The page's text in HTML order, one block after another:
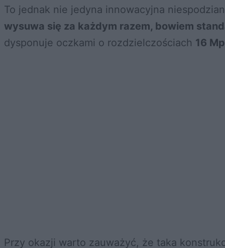
To jednak nie jedyna innowacyjna
wysuwa się za każdym razem, bowiem
dysponuje oczkami o rozdzielczościach 16
Przy okazji warto zauważyć, że taka